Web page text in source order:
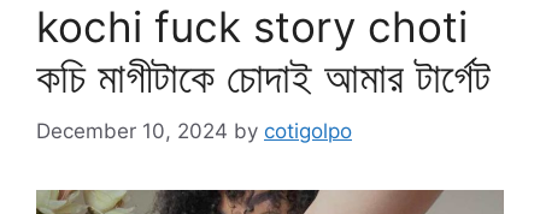
kochi fuck story choti
কচি মাগীটাকে চোদাই আমার টার্গেট
December 10, 2024 by cotigolpo